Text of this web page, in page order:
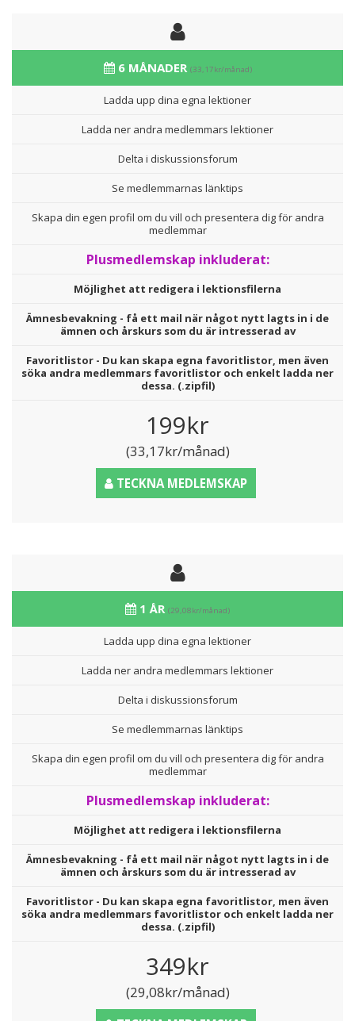
6 MÅNADER (33,17kr/månad)
Ladda upp dina egna lektioner
Ladda ner andra medlemmars lektioner
Delta i diskussionsforum
Se medlemmarnas länktips
Skapa din egen profil om du vill och presentera dig för andra
medlemmar
Plusmedlemskap inkluderat:
Möjlighet att redigera i lektionsfilerna
Ämnesbevakning - få ett mail när något nytt lagts in i de
ämnen och årskurs som du är intresserad av
Favoritlistor - Du kan skapa egna favoritlistor, men även
söka andra medlemmars favoritlistor och enkelt ladda ner
dessa. (.zipfil)
199kr
(33,17kr/månad)
TECKNA MEDLEMSKAP
1 ÅR (29,08kr/månad)
Ladda upp dina egna lektioner
Ladda ner andra medlemmars lektioner
Delta i diskussionsforum
Se medlemmarnas länktips
Skapa din egen profil om du vill och presentera dig för andra
medlemmar
Plusmedlemskap inkluderat:
Möjlighet att redigera i lektionsfilerna
Ämnesbevakning - få ett mail när något nytt lagts in i de
ämnen och årskurs som du är intresserad av
Favoritlistor - Du kan skapa egna favoritlistor, men även
söka andra medlemmars favoritlistor och enkelt ladda ner
dessa. (.zipfil)
349kr
(29,08kr/månad)